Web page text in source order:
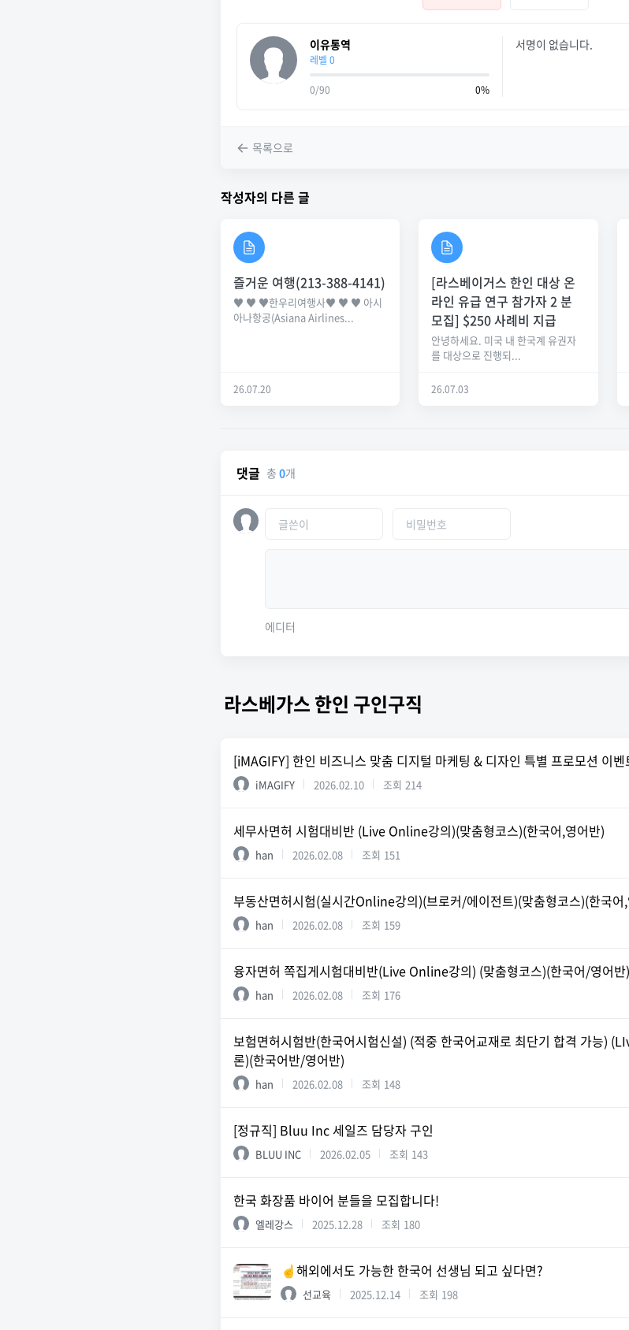
이유통역
레벨 0
0/90 0%
서명이 없습니다.
목록으로
작성자의 다른 글
즐거운 여행(213-388-4141)
♥ ♥ ♥한우리여행사♥ ♥ ♥ 아시
아나항공(Asiana Airlines...
26.07.20
[라스베이거스 한인 대상 온
라인 유급 연구 참가자 2 분
모집] $250 사례비 지급
안녕하세요. 미국 내 한국계 유권자
를 대상으로 진행되...
26.07.03
댓글 총 0개
에디터
라스베가스 한인 구인구직
[iMAGIFY] 한인 비즈니스 맞춤 디지털 마케팅 & 디자인 특별 프로모션 이벤
iMAGIFY 2026.02.10 조회 214
세무사면허 시험대비반 (Live Online강의)(맞춤형코스)(한국어,영어반)
han 2026.02.08 조회 151
부동산면허시험(실시간Online강의)(브로커/에이전트)(맞춤형코스)(한국어
han 2026.02.08 조회 159
융자면허 쪽집게시험대비반(Live Online강의) (맞춤형코스)(한국어/영어반)
han 2026.02.08 조회 176
보험면허시험반(한국어시험신설) (적중 한국어교재로 최단기 합격 가능)
론)(한국어반/영어반)
han 2026.02.08 조회 148
[정규직] Bluu Inc 세일즈 담당자 구인
BLUU INC 2026.02.05 조회 143
한국 화장품 바이어 분들을 모집합니다!
엘레강스 2025.12.28 조회 180
☝️해외에서도 가능한 한국어 선생님 되고 싶다면?
선교육 2025.12.14 조회 198